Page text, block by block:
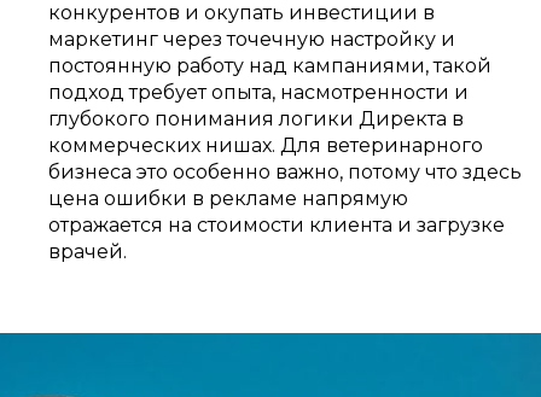
конкурентов и окупать инвестиции в
маркетинг через точечную настройку и
постоянную работу над кампаниями, такой
подход требует опыта, насмотренности и
глубокого понимания логики Директа в
коммерческих нишах. Для ветеринарного
бизнеса это особенно важно, потому что здесь
цена ошибки в рекламе напрямую
отражается на стоимости клиента и загрузке
врачей.